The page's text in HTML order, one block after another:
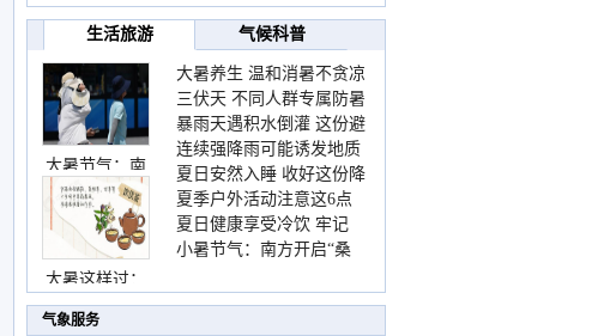
生活旅游 气候科普
大暑节气：南
大暑这样过：
大暑养生 温和消暑不贪凉
三伏天 不同人群专属防暑
要点请收好
暴雨天遇积水倒灌 这份避
险提示请收好
连续强降雨可能诱发地质
灾害 这些前兆要知道
夏日安然入睡 收好这份降
温小贴士
夏季户外活动注意这6点
防暑健身两不误
夏日健康享受冷饮 牢记
“两注意一控制”
小暑节气：南方开启“桑
季
气象服务